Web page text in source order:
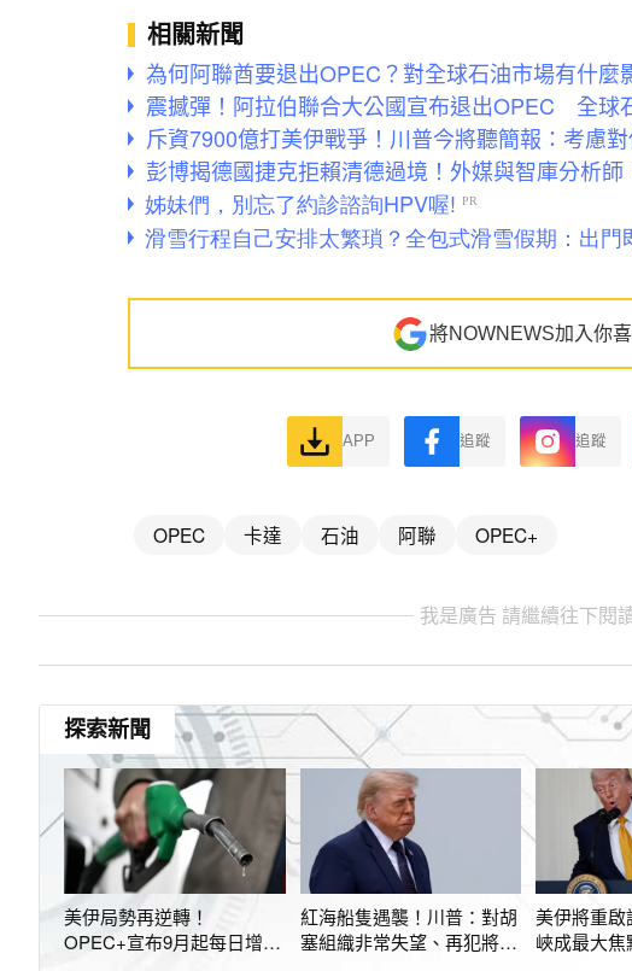
相關新聞
為何阿聯酋要退出OPEC？對全球石油市場有什麼
震撼彈！阿拉伯聯合大公國宣布退出OPEC 全球
斥資7900億打美伊戰爭！川普今將聽簡報：考慮
彭博揭德國捷克拒賴清德過境！外媒與智庫分析
將NOWNEWS加入你
APP 追蹤 追蹤
OPEC 卡達 石油 阿聯 OPEC+
我是廣告 請繼續往下閱
探索新聞
美伊局勢再逆轉！
OPEC+宣布9月起每日增產
紅海船隻遇襲！川普：對胡
塞組織非常失望、再犯將嚴
美伊將重
峽成最大